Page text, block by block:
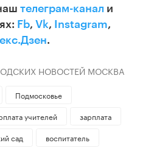
телеграм-канал и
Fb, Vk, Instagram,
.
НОВОСТЕЙ МОСКВА
Подмосковье
учителей
зарплата
сад
воспитатель